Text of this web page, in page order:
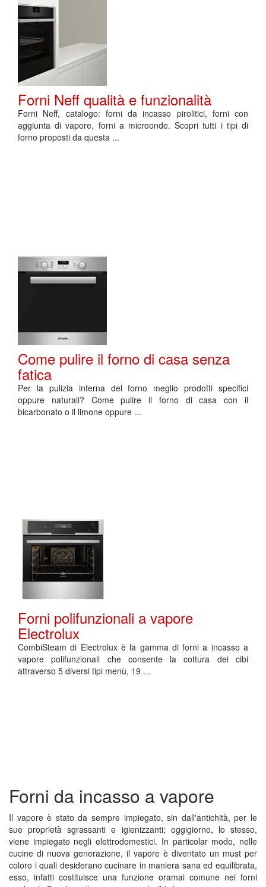
Forni Neff qualità e funzionalità
Forni Neff, catalogo: forni da incasso pirolitici, forni con
aggiunta di vapore, forni a microonde. Scopri tutti i tipi di
forno proposti da questa ...
Come pulire il forno di casa senza
fatica
Per la pulizia interna del forno meglio prodotti specifici
oppure naturali? Come pulire il forno di casa con il
bicarbonato o il limone oppure ...
Forni polifunzionali a vapore
Electrolux
CombiSteam di Electrolux è la gamma di forni a incasso a
vapore polifunzionali che consente la cottura dei cibi
attraverso 5 diversi tipi menù, 19 ...
Forni da incasso a vapore
Il vapore è stato da sempre impiegato, sin dall'antichità, per le
sue proprietà sgrassanti e igienizzanti; oggigiorno, lo stesso,
viene impiegato negli elettrodomestici. In particolar modo, nelle
cucine di nuova generazione, il vapore è diventato un must per
coloro i quali desiderano cucinare in maniera sana ed equilibrata,
esso, infatti costituisce una funzione oramai comune nei forni